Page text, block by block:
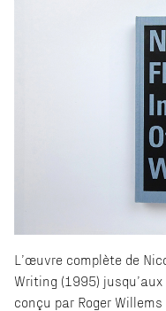
L’œuvre complète de
Writing (1995)
conçu par Roger Willems